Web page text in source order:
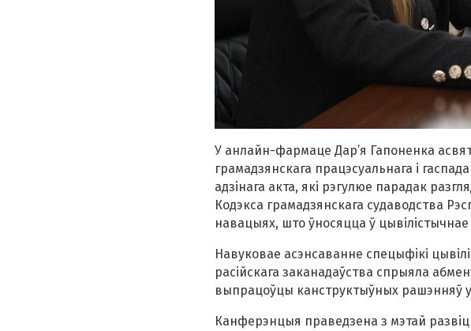
У анлайн-фармаце Дар’я Гапоненка
грамадзянскага працэсуальнага і
адзінага акта, які рэгулюе парадак
Кодэкса грамадзянскага судаводства
навацыях, што ўносяцца ў
Навуковае асэнсаванне спецыфікі
расійскага заканадаўства спрыяла
выпрацоўцы канструктыўных рашэнняў
Канферэнцыя праведзена з мэтай